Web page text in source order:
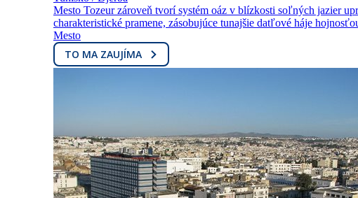
Mesto Tozeur zároveň tvorí systém oáz v blízkosti soľných jazier
charakteristické pramene, zásobujúce tunajšie datľové háje
Mesto
TO MA ZAUJÍMA